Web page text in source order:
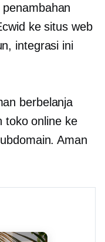
ke situs web
integrasi ini
berbelanja
toko online ke
Aman